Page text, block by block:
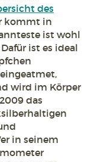
des
kommt in
ist wohl
ist es ideal
wird im Körper
das
in seinem